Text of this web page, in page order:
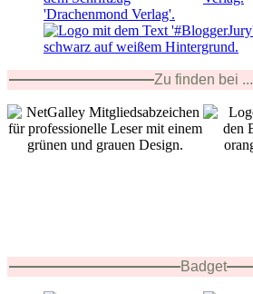
Zu finden bei ...
Badget